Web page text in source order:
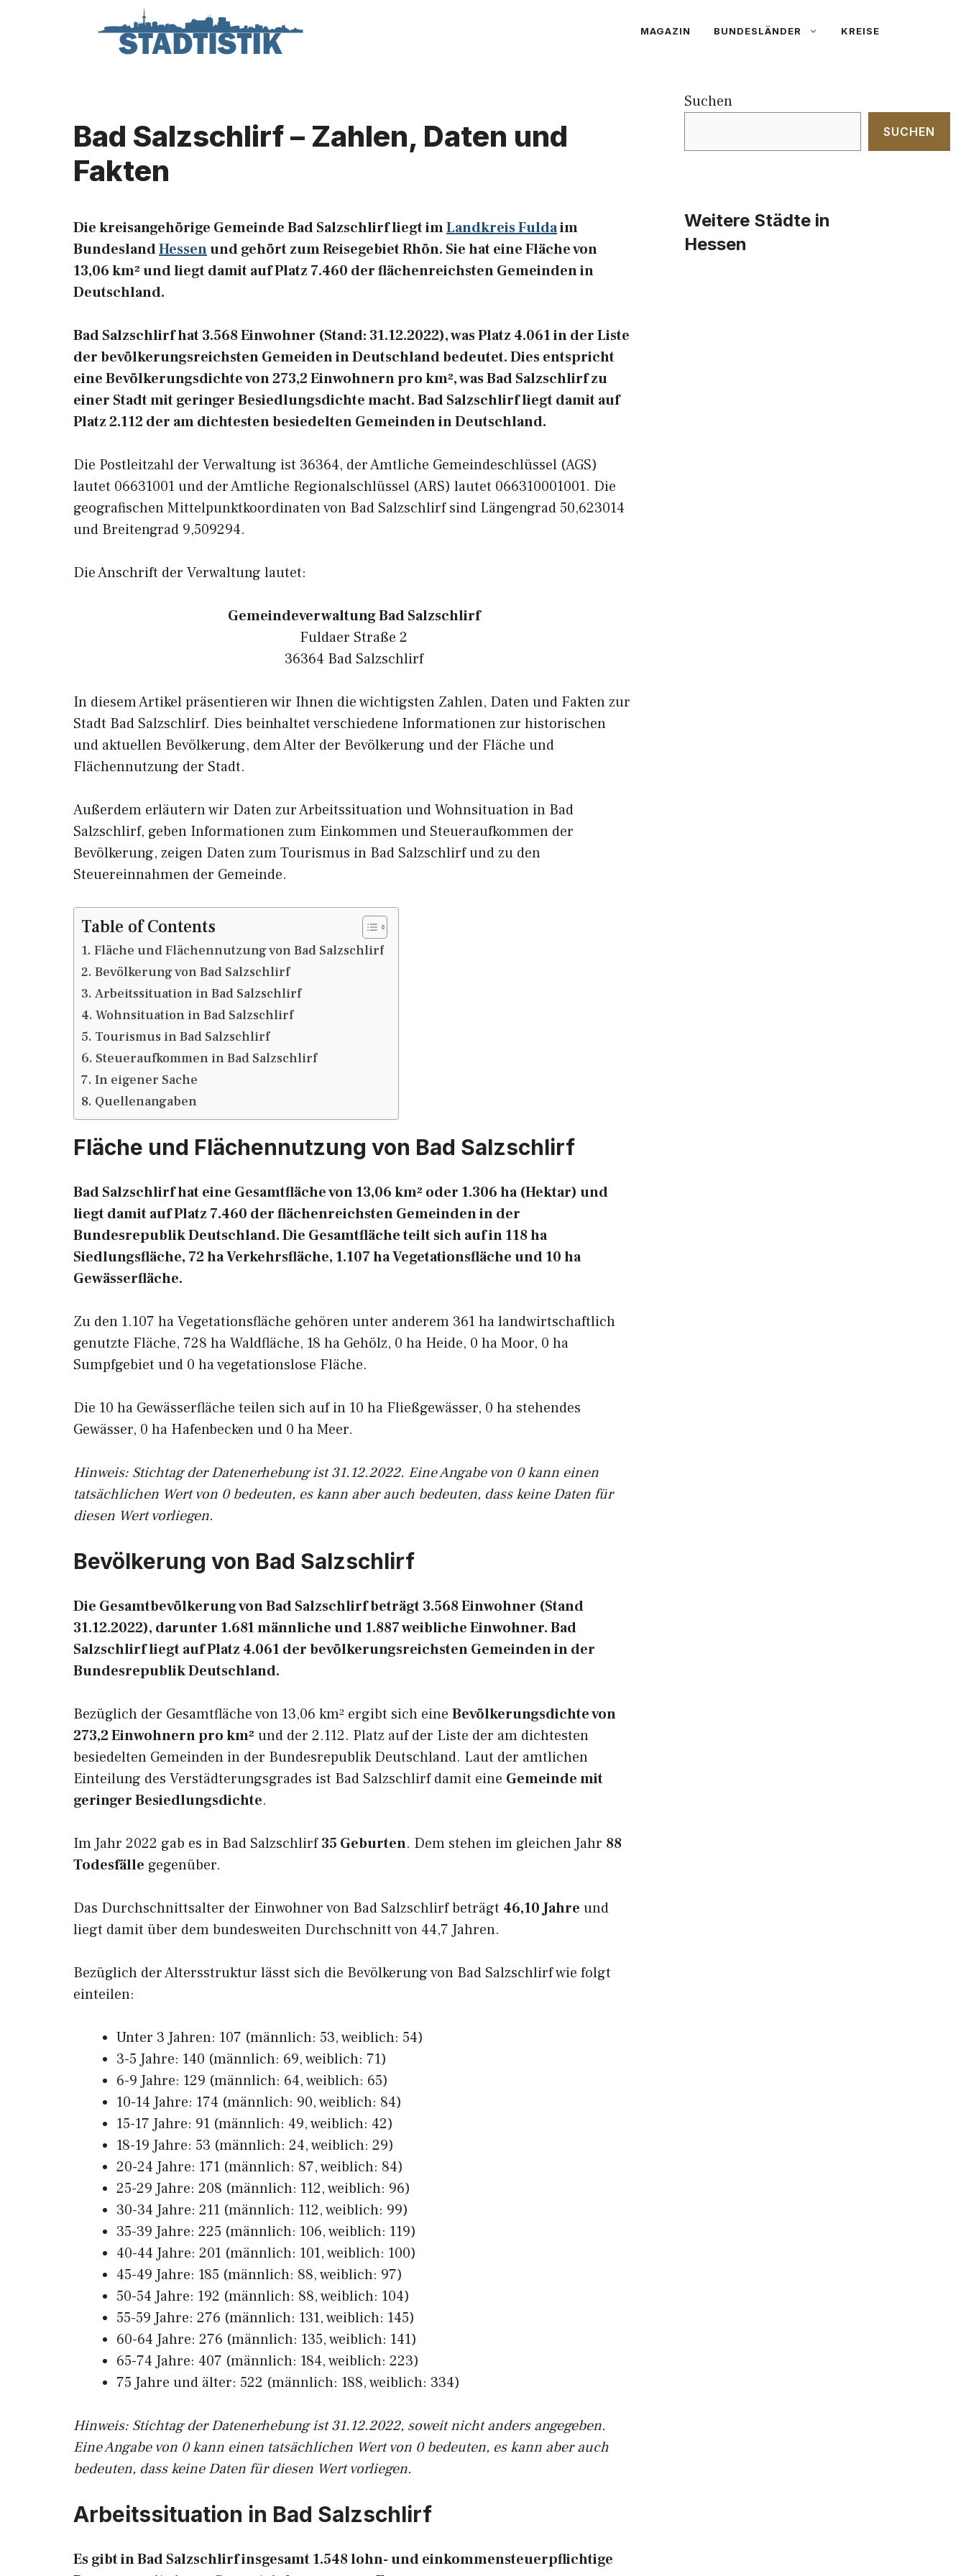
MAGAZIN BUNDESLÄNDER KREISE
Bad Salzschlirf – Zahlen, Daten und
Fakten
Die kreisangehörige Gemeinde Bad Salzschlirf liegt imLandkreis Fuldaim
BundeslandHessenund gehört zum Reisegebiet Rhön. Sie hat eine Fläche von
13,06 km² und liegt damit auf Platz 7.460 der flächenreichsten Gemeinden in
Deutschland.
Bad Salzschlirf hat 3.568 Einwohner (Stand: 31.12.2022), was Platz 4.061 in der Liste
der bevölkerungsreichsten Gemeiden in Deutschland bedeutet. Dies entspricht
eine Bevölkerungsdichte von 273,2 Einwohnern pro km², was Bad Salzschlirf zu
einer Stadt mit geringer Besiedlungsdichte macht. Bad Salzschlirf liegt damit auf
Platz 2.112 der am dichtesten besiedelten Gemeinden in Deutschland.
Die Postleitzahl der Verwaltung ist 36364, der Amtliche Gemeindeschlüssel (AGS)
lautet 06631001 und der Amtliche Regionalschlüssel (ARS) lautet 066310001001. Die
geografischen Mittelpunktkoordinaten von Bad Salzschlirf sind Längengrad 50,623014
und Breitengrad 9,509294.
Die Anschrift der Verwaltung lautet:
Gemeindeverwaltung Bad Salzschlirf
Fuldaer Straße 2
36364 Bad Salzschlirf
In diesem Artikel präsentieren wir Ihnen die wichtigsten Zahlen, Daten und Fakten zur
Stadt Bad Salzschlirf. Dies beinhaltet verschiedene Informationen zur historischen
und aktuellen Bevölkerung, dem Alter der Bevölkerung und der Fläche und
Flächennutzung der Stadt.
Außerdem erläutern wir Daten zur Arbeitssituation und Wohnsituation in Bad
Salzschlirf, geben Informationen zum Einkommen und Steueraufkommen der
Bevölkerung, zeigen Daten zum Tourismus in Bad Salzschlirf und zu den
Steuereinnahmen der Gemeinde.
Table of Contents
Fläche und Flächennutzung von Bad Salzschlirf
Bevölkerung von Bad Salzschlirf
Arbeitssituation in Bad Salzschlirf
Wohnsituation in Bad Salzschlirf
Tourismus in Bad Salzschlirf
Steueraufkommen in Bad Salzschlirf
In eigener Sache
Quellenangaben
Fläche und Flächennutzung von Bad Salzschlirf
Bad Salzschlirf hat eine Gesamtfläche von 13,06 km² oder 1.306 ha (Hektar) und
liegt damit auf Platz 7.460 der flächenreichsten Gemeinden in der
Bundesrepublik Deutschland. Die Gesamtfläche teilt sich auf in 118 ha
Siedlungsfläche, 72 ha Verkehrsfläche, 1.107 ha Vegetationsfläche und 10 ha
Gewässerfläche.
Zu den 1.107 ha Vegetationsfläche gehören unter anderem 361 ha landwirtschaftlich
genutzte Fläche, 728 ha Waldfläche, 18 ha Gehölz, 0 ha Heide, 0 ha Moor, 0 ha
Sumpfgebiet und 0 ha vegetationslose Fläche.
Die 10 ha Gewässerfläche teilen sich auf in 10 ha Fließgewässer, 0 ha stehendes
Gewässer, 0 ha Hafenbecken und 0 ha Meer.
Hinweis: Stichtag der Datenerhebung ist 31.12.2022. Eine Angabe von 0 kann einen
tatsächlichen Wert von 0 bedeuten, es kann aber auch bedeuten, dass keine Daten für
diesen Wert vorliegen.
Bevölkerung von Bad Salzschlirf
Die Gesamtbevölkerung von Bad Salzschlirf beträgt 3.568 Einwohner (Stand
31.12.2022), darunter 1.681 männliche und 1.887 weibliche Einwohner. Bad
Salzschlirf liegt auf Platz 4.061 der bevölkerungsreichsten Gemeinden in der
Bundesrepublik Deutschland.
Bezüglich der Gesamtfläche von 13,06 km² ergibt sich eine Bevölkerungsdichte von
273,2 Einwohnern pro km² und der 2.112. Platz auf der Liste der am dichtesten
besiedelten Gemeinden in der Bundesrepublik Deutschland. Laut der amtlichen
Einteilung des Verstädterungsgrades ist Bad Salzschlirf damit eine Gemeinde mit
geringer Besiedlungsdichte.
Im Jahr 2022 gab es in Bad Salzschlirf35 Geburten. Dem stehen im gleichen Jahr 88
Todesfälle gegenüber.
Das Durchschnittsalter der Einwohner von Bad Salzschlirf beträgt 46,10 Jahre und
liegt damit über dem bundesweiten Durchschnitt von 44,7 Jahren.
Bezüglich der Altersstruktur lässt sich die Bevölkerung von Bad Salzschlirf wie folgt
einteilen:
Unter 3 Jahren: 107 (männlich: 53, weiblich: 54)
3-5 Jahre: 140 (männlich: 69, weiblich: 71)
6-9 Jahre: 129 (männlich: 64, weiblich: 65)
10-14 Jahre: 174 (männlich: 90, weiblich: 84)
15-17 Jahre: 91 (männlich: 49, weiblich: 42)
18-19 Jahre: 53 (männlich: 24, weiblich: 29)
20-24 Jahre: 171 (männlich: 87, weiblich: 84)
25-29 Jahre: 208 (männlich: 112, weiblich: 96)
30-34 Jahre: 211 (männlich: 112, weiblich: 99)
35-39 Jahre: 225 (männlich: 106, weiblich: 119)
40-44 Jahre: 201 (männlich: 101, weiblich: 100)
45-49 Jahre: 185 (männlich: 88, weiblich: 97)
50-54 Jahre: 192 (männlich: 88, weiblich: 104)
55-59 Jahre: 276 (männlich: 131, weiblich: 145)
60-64 Jahre: 276 (männlich: 135, weiblich: 141)
65-74 Jahre: 407 (männlich: 184, weiblich: 223)
75 Jahre und älter: 522 (männlich: 188, weiblich: 334)
Hinweis: Stichtag der Datenerhebung ist 31.12.2022, soweit nicht anders angegeben.
Eine Angabe von 0 kann einen tatsächlichen Wert von 0 bedeuten, es kann aber auch
bedeuten, dass keine Daten für diesen Wert vorliegen.
Arbeitssituation in Bad Salzschlirf
Es gibt in Bad Salzschlirf insgesamt 1.548 lohn- und einkommensteuerpflichtige
Suchen
SUCHEN
Weitere Städte in
Hessen